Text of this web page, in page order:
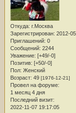
Откуда: г.Москва
Зарегистрирован: 2012-
Приглашений: 0
Сообщений: 2244
Уважение: [+49/-0]
Позитив: [+50/-0]
Пол: Женский
Возраст: 49 [1976-12-21]
Провел на форуме:
1 месяц 4 дня
Последний визит:
2022-11-07 19:17:05